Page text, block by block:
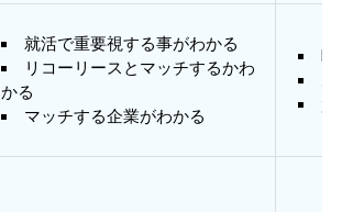
就活で重要視する事がわかる
リコーリースとマッチするかわ
かる
マッチする企業がわかる
質